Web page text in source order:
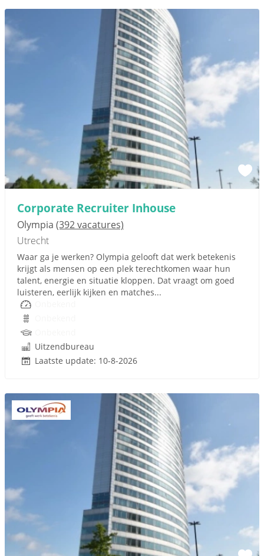
Corporate Recruiter Inhouse
Olympia (392 vacatures)
Utrecht
Waar ga je werken? Olympia gelooft dat werk betekenis
krijgt als mensen op een plek terechtkomen waar hun
talent, energie en situatie kloppen. Dat vraagt om goed
luisteren, eerlijk kijken en matches...
Uitzendbureau
Laatste update: 10-8-2026